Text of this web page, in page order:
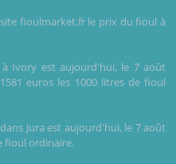
fioulmarket.fr le prix du fioul à
Ivory est aujourd'hui, le 7 août
euros les 1000 litres de fioul
Jura est aujourd'hui, le 7 août
fioul ordinaire.